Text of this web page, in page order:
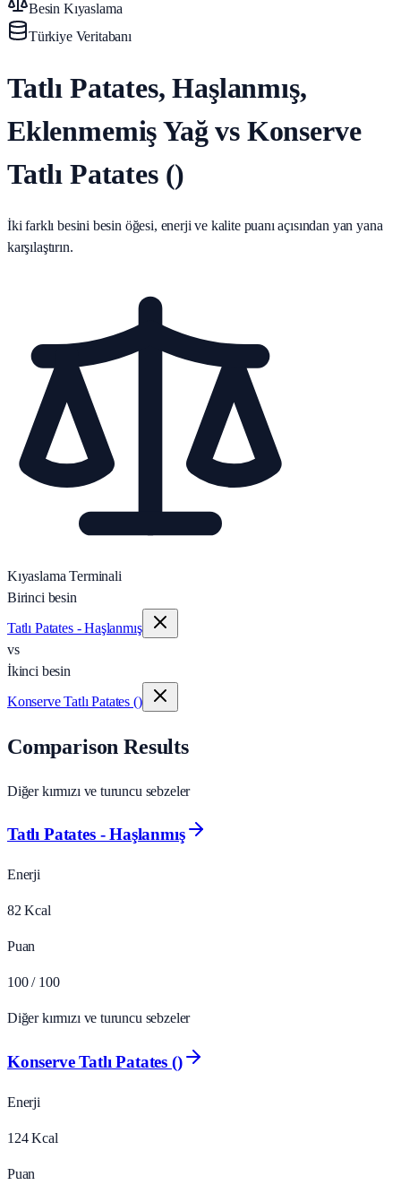
Besin Kıyaslama
Türkiye Veritabanı
Tatlı Patates, Haşlanmış,
Eklenmemiş Yağ vs Konserve
Tatlı Patates ()
İki farklı besini besin öğesi, enerji ve kalite puanı açısından yan yana
karşılaştırın.
Kıyaslama Terminali
Birinci besin
Tatlı Patates - Haşlanmış
vs
İkinci besin
Konserve Tatlı Patates ()
Comparison Results
Diğer kırmızı ve turuncu sebzeler
Tatlı Patates - Haşlanmış
Enerji
82 Kcal
Puan
100 / 100
Diğer kırmızı ve turuncu sebzeler
Konserve Tatlı Patates ()
Enerji
124 Kcal
Puan